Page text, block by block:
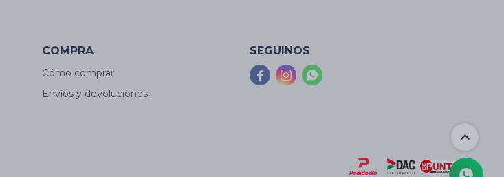
COMPRA
Cómo comprar
Envíos y devoluciones
SEGUINOS
  